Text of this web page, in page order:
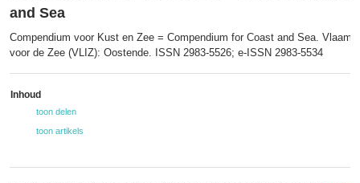
and Sea
Compendium voor Kust en Zee = Compendium for Coast and Sea.
voor de Zee (VLIZ): Oostende. ISSN 2983-5526; e-ISSN 2983-5534
Inhoud
toon delen
toon artikels